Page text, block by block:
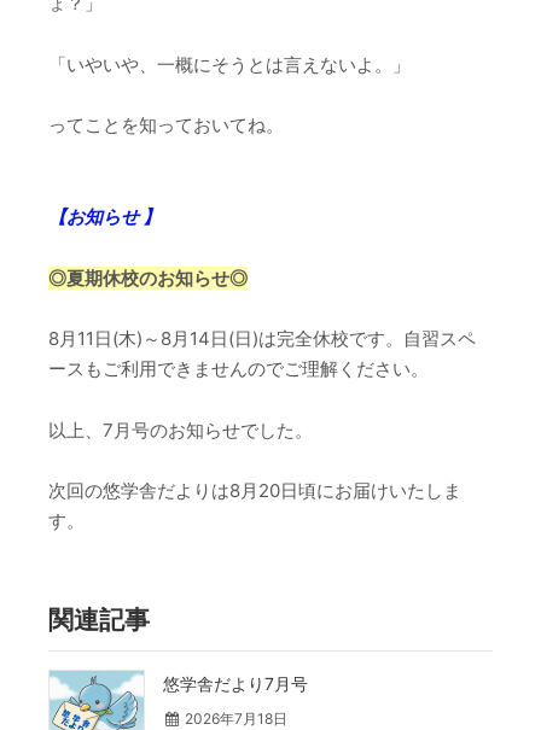
「いやいや、一概にそうとは言えないよ。」
ってことを知っておいてね。
【お知らせ 】
◎夏期休校のお知らせ◎
8月11日(木)～8月14日(日)は完全休校です。自習スペ
ースもご利用できませんのでご理解ください。
以上、7月号のお知らせでした。
次回の悠学舎だよりは8月20日頃にお届けいたしま
す。
関連記事
悠学舎だより7月号
2026年7月18日